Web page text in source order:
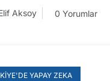
Aksoy 0 Yorumlar
YAPAY ZEKA